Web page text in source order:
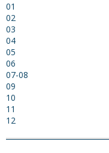
01
02
03
04
05
06
07-08
09
10
11
12